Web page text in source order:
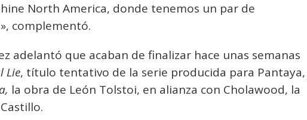
North America, donde tenemos un par de
complementó.
adelantó que acaban de finalizar hace unas semanas
Lie, título tentativo de la serie producida para Pantaya,
la obra de León Tolstoi, en alianza con Cholawood, la